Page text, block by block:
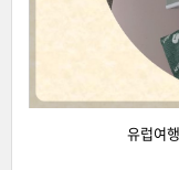
유럽여